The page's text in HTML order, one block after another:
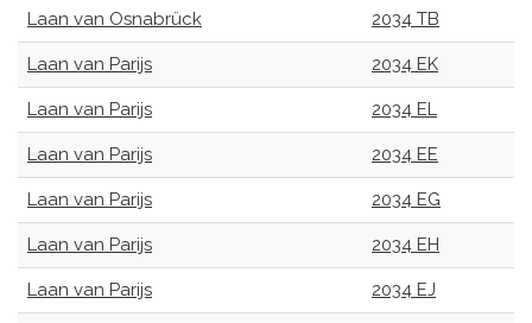
Laan van Osnabrück 2034 TB
Laan van Parijs 2034 EK
Laan van Parijs 2034 EL
Laan van Parijs 2034 EE
Laan van Parijs 2034 EG
Laan van Parijs 2034 EH
Laan van Parijs 2034 EJ